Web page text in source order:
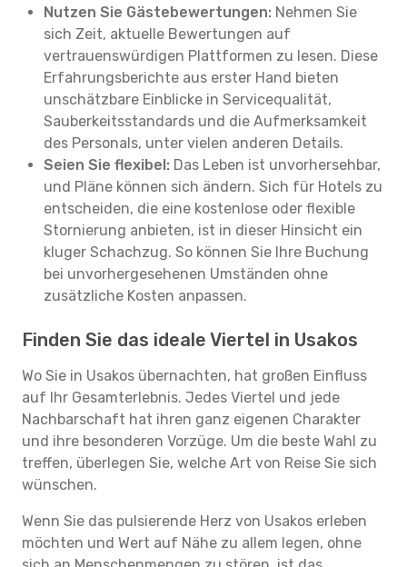
Nutzen Sie Gästebewertungen: Nehmen Sie
sich Zeit, aktuelle Bewertungen auf
vertrauenswürdigen Plattformen zu lesen. Diese
Erfahrungsberichte aus erster Hand bieten
unschätzbare Einblicke in Servicequalität,
Sauberkeitsstandards und die Aufmerksamkeit
des Personals, unter vielen anderen Details.
Seien Sie flexibel: Das Leben ist unvorhersehbar,
und Pläne können sich ändern. Sich für Hotels zu
entscheiden, die eine kostenlose oder flexible
Stornierung anbieten, ist in dieser Hinsicht ein
kluger Schachzug. So können Sie Ihre Buchung
bei unvorhergesehenen Umständen ohne
zusätzliche Kosten anpassen.
Finden Sie das ideale Viertel in Usakos
Wo Sie in Usakos übernachten, hat großen Einfluss
auf Ihr Gesamterlebnis. Jedes Viertel und jede
Nachbarschaft hat ihren ganz eigenen Charakter
und ihre besonderen Vorzüge. Um die beste Wahl zu
treffen, überlegen Sie, welche Art von Reise Sie sich
wünschen.
Wenn Sie das pulsierende Herz von Usakos erleben
möchten und Wert auf Nähe zu allem legen, ohne